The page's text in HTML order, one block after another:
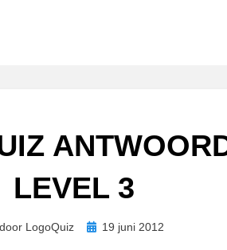
LEVEL 3
door LogoQuiz
Geplaatst
19 juni 2012